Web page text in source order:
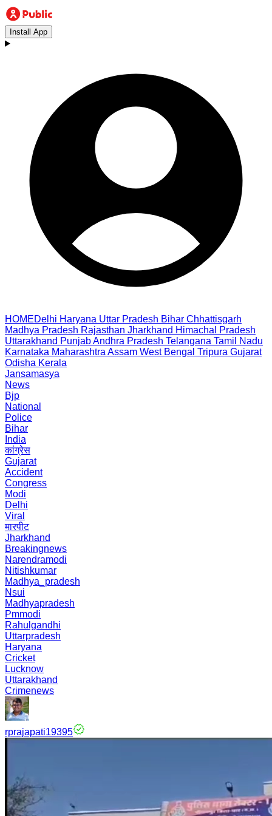
Install App
HOMEDelhi Haryana Uttar Pradesh Bihar Chhattisgarh
Madhya Pradesh Rajasthan Jharkhand Himachal Pradesh
Uttarakhand PunjabAndhra Pradesh Telangana Tamil Nadu
Karnataka Maharashtra Assam West Bengal Tripura Gujarat
Odisha Kerala
Jansamasya
News
Bjp
National
Police
Bihar
India
कांग्रेस
Gujarat
Accident
Congress
Modi
Delhi
Viral
मारपीट
Jharkhand
Breakingnews
Narendramodi
Nitishkumar
Madhya_pradesh
Nsui
Madhyapradesh
Pmmodi
Rahulgandhi
Uttarpradesh
Haryana
Cricket
Lucknow
Uttarakhand
Crimenews
rprajapati19395